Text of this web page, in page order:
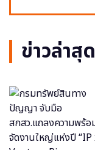
ข่าวล่าสุด